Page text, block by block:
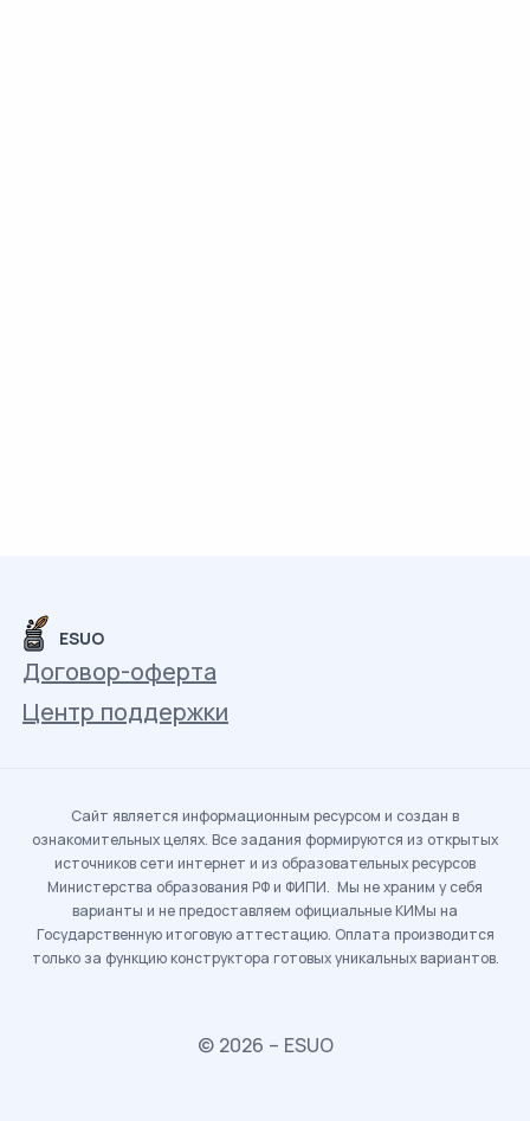
ESUO
Договор-оферта
Центр поддержки
Сайт является информационным ресурсом и создан в
ознакомительных целях. Все задания формируются из открытых
источников сети интернет и из образовательных ресурсов
Министерства образования РФ и ФИПИ. Мы не храним у себя
варианты и не предоставляем официальные КИМы на
Государственную итоговую аттестацию. Оплата производится
только за функцию конструктора готовых уникальных вариантов.
© 2026 – ESUO